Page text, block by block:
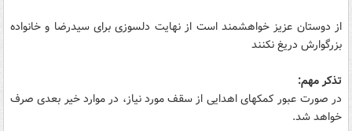
از دوستان عزیز خواهشمند است از نهایت دلسوزی برای سیدرضا و خانواده
بزرگوارش دریغ نکنند
تذکر مهم:
در صورت عبور کمکهای اهدایی از سقف مورد نیاز، در موارد خیر بعدی صرف
خواهد شد.